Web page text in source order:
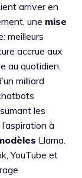
arriver en
une mise
meilleurs
accrue aux
au quotidien.
milliard
les
à
Llama.
YouTube et